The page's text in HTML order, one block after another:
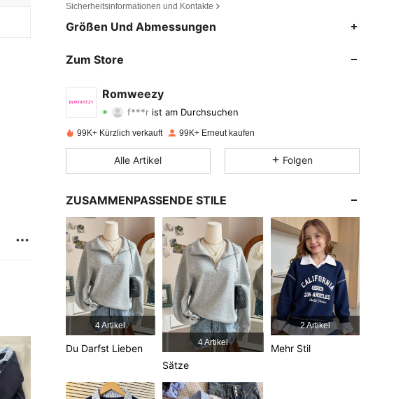
Sicherheitsinformationen und Kontakte
Größen Und Abmessungen
Zum Store
Romweezy
4,84 1.4K
f***rist am Durchsuchen
4,84 Bewertung 1.4KArtikel
4,84
4,84 1.4K
4,84 1.4K 109K
4,84 1.4K 109K
4,84 1.4K 109K
1.4K
99K+ Kürzlich verkauft 99K+ Erneut kaufen
Alle Artikel Folgen
ZUSAMMENPASSENDE STILE
4 Artikel
Du Darfst Lieben
4 Artikel
Sätze
2 Artikel
Mehr Stil